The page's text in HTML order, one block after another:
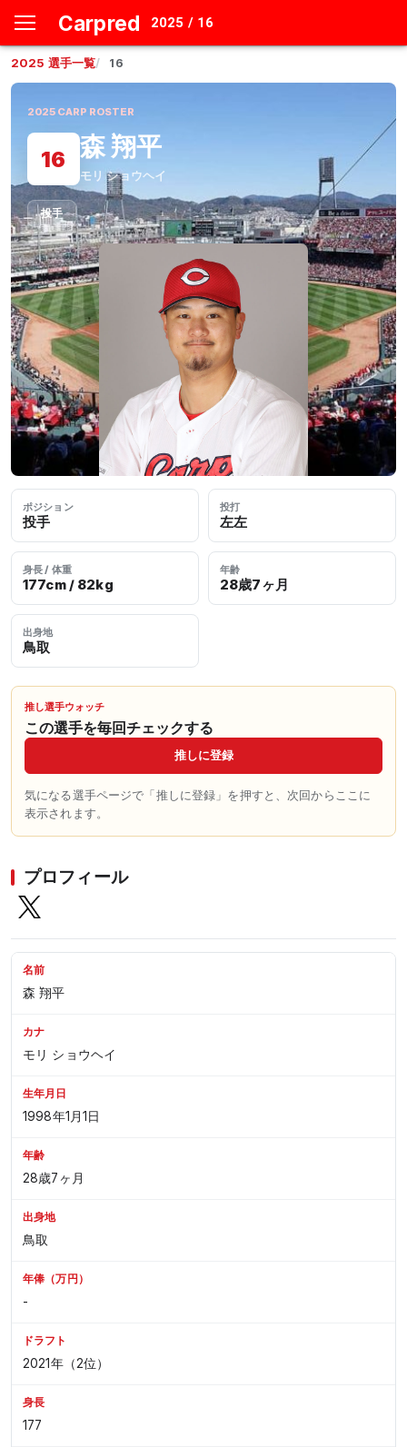
Carpred 2025 / 16
2025 選手一覧 16
2025 CARP ROSTER
16 森 翔平
モリ ショウヘイ
投手
ポジション
投手
投打
左左
身長 / 体重
177cm / 82kg
年齢
28歳7ヶ月
出身地
鳥取
推し選手ウォッチ
この選手を毎回チェックする
推しに登録
気になる選手ページで「推しに登録」を押すと、次回からここに
表示されます。
プロフィール
名前
森 翔平
カナ
モリ ショウヘイ
生年月日
1998年1月1日
年齢
28歳7ヶ月
出身地
鳥取
年俸（万円）
-
ドラフト
2021年（2位）
身長
177